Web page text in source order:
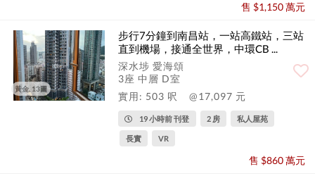
售 $1,150 萬元
黃金, 13圖
步行7分鐘到南昌站，一站高鐵站，三站
直到機場，接通全世界，中環CB ...
深水埗 愛海頌
3座 中層 D室
實用: 503 呎
@17,097 元
19 小時前 刊登 2 房 私人屋苑
長實 VR
售 $860 萬元